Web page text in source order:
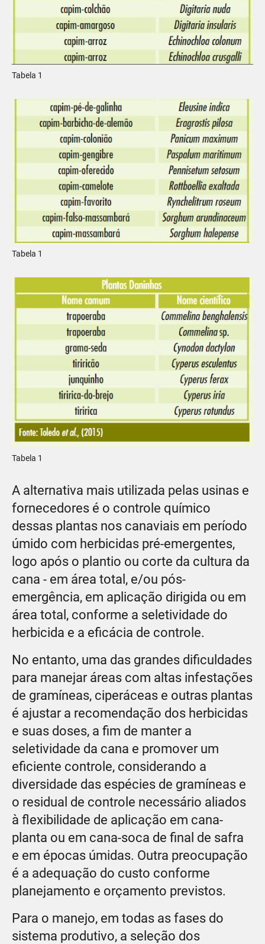
Tabela 1
Tabela 1
Tabela 1
A alternativa mais utilizada pelas usinas e
fornecedores é o controle químico
dessas plantas nos canaviais em período
úmido com herbicidas pré-emergentes,
logo após o plantio ou corte da cultura da
cana - em área total, e/ou pós-
emergência, em aplicação dirigida ou em
área total, conforme a seletividade do
herbicida e a eficácia de controle.
No entanto, uma das grandes dificuldades
para manejar áreas com altas infestações
de gramíneas, ciperáceas e outras plantas
é ajustar a recomendação dos herbicidas
e suas doses, a fim de manter a
seletividade da cana e promover um
eficiente controle, considerando a
diversidade das espécies de gramíneas e
o residual de controle necessário aliados
à flexibilidade de aplicação em cana-
planta ou em cana-soca de final de safra
e em épocas úmidas. Outra preocupação
é a adequação do custo conforme
planejamento e orçamento previstos.
Para o manejo, em todas as fases do
sistema produtivo, a seleção dos